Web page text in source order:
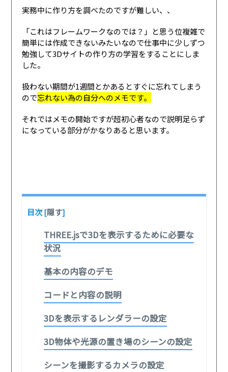
実務中に作り方を調べたのですが難しい、、
「これはフレームワークなのでは？」と思う位複雑で
簡単には作成できないみたいなので仕事中に少しずつ
勉強して3Dサイトの作り方の学習をすることにしま
した。
扱わない期間が1週間とかあるとすぐに忘れてしまう
ので忘れない為の自分へのメモです。
それではメモの開始ですが超初心者なので説明足らず
になっている部分がかなりあると思います。
目次[隠す]
THREE.jsで3Dを表示するために必要な
状況
基本の内容のデモ
コードと内容の説明
3Dを表示するレンダラーの設定
3D物体や光源の置き場のシーンの設定
シーンを撮影するカメラの設定